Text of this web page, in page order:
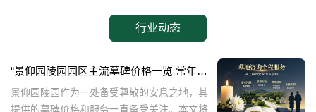
行业动态
“景仰园陵园园区主流墓碑价格一览 常年保洁养护随单赠送 专属优惠活动解析”
景仰园陵园作为一处备受尊敬的安息之地，其
提供的墓碑价格和服务一直备受关注。本文将